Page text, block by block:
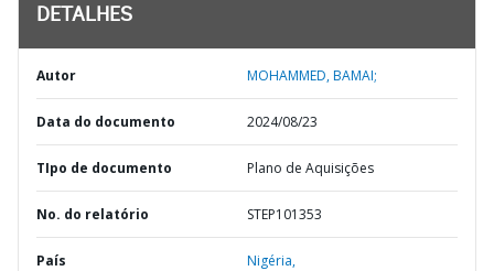
DETALHES
Autor MOHAMMED, BAMAI;
Data do documento 2024/08/23
TIpo de documento Plano de Aquisições
No. do relatório STEP101353
País Nigéria,